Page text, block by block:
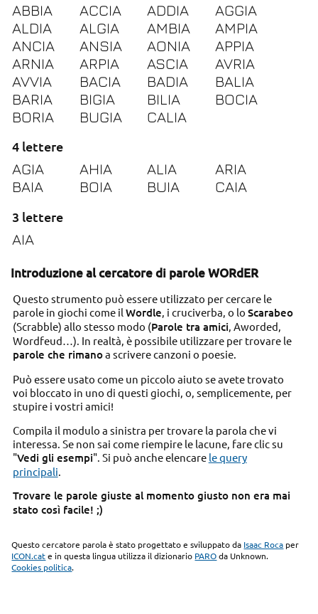
ABBIA ACCIA ADDIA
AGGIA
ALDIA
ALGIA AMBIA
AMPIA
ANCIA
ANSIA AONIA
APPIA
ARNIA
ARPIA ASCIA
AVRIA
AVVIA
BACIA BADIA
BALIA
BARIA
BIGIA BILIA
BOCIA
BORIA
BUGIA CALIA
4 lettere
AGIA AHIA ALIA
ARIA
BAIA
BOIA BUIA CAIA
3 lettere
AIA
Introduzione al cercatore di parole WORdER
Questo strumento può essere utilizzato per cercare le
parole in giochi come il Wordle, i cruciverba, o lo Scarabeo
(Scrabble) allo stesso modo (Parole tra amici, Aworded,
Wordfeud…). In realtà, è possibile utilizzare per trovare le
parole che rimanoa scrivere canzoni o poesie.
Può essere usato come un piccolo aiuto se avete trovato
voi bloccato in uno di questi giochi, o, semplicemente, per
stupire i vostri amici!
Compila il modulo a sinistra per trovare la parola che vi
interessa. Se non sai come riempire le lacune, fare clic su
"Vedi gli esempi". Si può anche elencare le query
principali
Trovare le parole giuste al momento giusto non era mai
stato così facile! ;)
Questo cercatore parola è stato progettato e sviluppato da Isaac Roca per
ICON.cate in questa lingua utilizza il dizionario PAROda Unknown.
Cookies politica.